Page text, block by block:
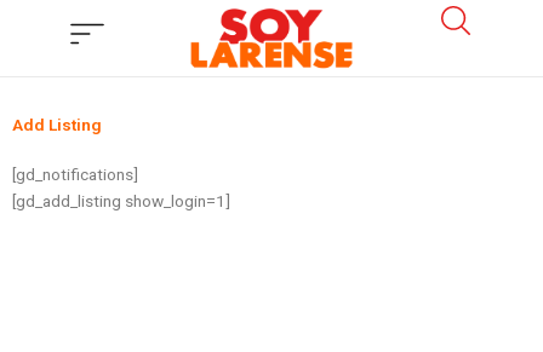
Add Listing
[gd_notifications]
[gd_add_listing show_login=1]